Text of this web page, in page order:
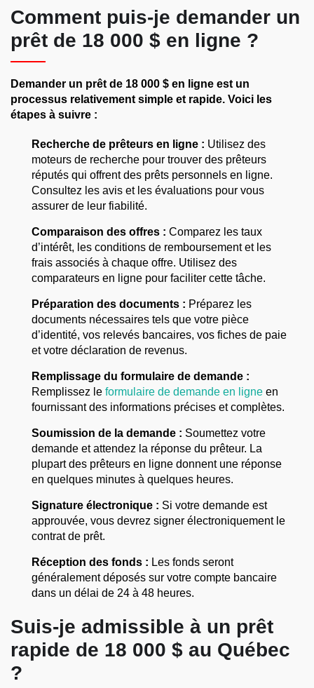
Comment puis-je demander un
prêt de 18 000 $ en ligne ?
Demander un prêt de 18 000 $ en ligne est un
processus relativement simple et rapide. Voici les
étapes à suivre :
Recherche de prêteurs en ligne : Utilisez des
moteurs de recherche pour trouver des prêteurs
réputés qui offrent des prêts personnels en ligne.
Consultez les avis et les évaluations pour vous
assurer de leur fiabilité.
Comparaison des offres : Comparez les taux
d’intérêt, les conditions de remboursement et les
frais associés à chaque offre. Utilisez des
comparateurs en ligne pour faciliter cette tâche.
Préparation des documents : Préparez les
documents nécessaires tels que votre pièce
d’identité, vos relevés bancaires, vos fiches de paie
et votre déclaration de revenus.
Remplissage du formulaire de demande :
Remplissez le formulaire de demande en ligne en
fournissant des informations précises et complètes.
Soumission de la demande : Soumettez votre
demande et attendez la réponse du prêteur. La
plupart des prêteurs en ligne donnent une réponse
en quelques minutes à quelques heures.
Signature électronique : Si votre demande est
approuvée, vous devrez signer électroniquement le
contrat de prêt.
Réception des fonds : Les fonds seront
généralement déposés sur votre compte bancaire
dans un délai de 24 à 48 heures.
Suis-je admissible à un prêt
rapide de 18 000 $ au Québec
?